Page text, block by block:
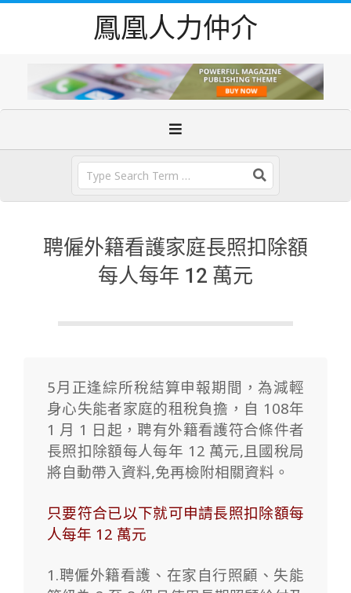
鳳凰人力仲介
聘僱外籍看護家庭長照扣除額
每人每年 12 萬元
5月正逢綜所稅結算申報期間，為減輕
身心失能者家庭的租稅負擔，自 108年
1 月 1 日起，聘有外籍看護符合條件者
長照扣除額每人每年 12 萬元,且國稅局
將自動帶入資料,免再檢附相關資料。
只要符合已以下就可申請長照扣除額每
人每年 12 萬元
1.聘僱外籍看護、在家自行照顧、失能